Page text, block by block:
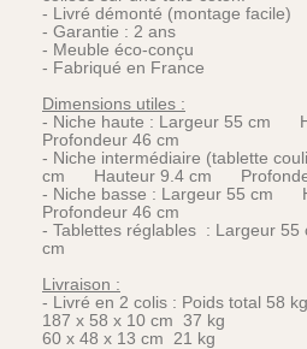
- Livré démonté (montage facile)
- Garantie : 2 ans
- Meuble éco-conçu
- Fabriqué en France
Dimensions utiles :
- Niche haute : Largeur 55 cm
Profondeur 46 cm
- Niche intermédiaire (tablette
cm Hauteur 9.4 cm
- Niche basse : Largeur 55 cm
Profondeur 46 cm
- Tablettes réglables : Largeur
cm
Livraison :
- Livré en 2 colis : Poids total 58 kg
187 x 58 x 10 cm 37 kg
60 x 48 x 13 cm 21 kg